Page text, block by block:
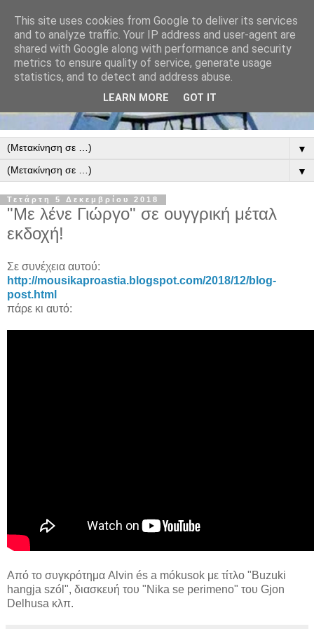
▼
▼
Τετάρτη 5 Δεκεμβρίου 2018
"Με λένε Γιώργο" σε ουγγρική μέταλ
εκδοχή!
Σε συνέχεια αυτού:
http://mousikaproastia.blogspot.com/2018/12/blog-
post.html
πάρε κι αυτό:
Από το συγκρότημα Alvin és a mókusok με τίτλο "Buzuki
hangja szól", διασκευή του "Nika se perimeno" του Gjon
Delhusa κλπ.
This site uses cookies from Google to deliver its services
and to analyze traffic. Your IP address and user-agent are
shared with Google along with performance and security
metrics to ensure quality of service, generate usage
statistics, and to detect and address abuse.
LEARN MORE GOT IT